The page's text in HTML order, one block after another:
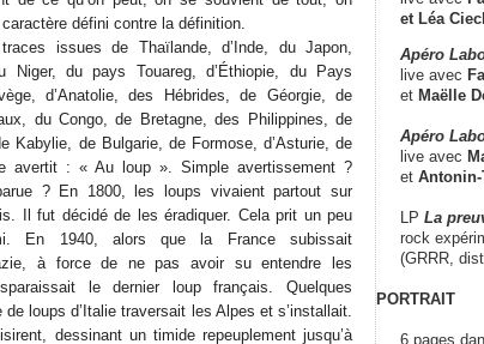
défini contre la définition.
issues de Thaïlande, d’Inde, du Japon,
Niger, du pays Touareg, d’Éthiopie, du Pays
d’Anatolie, des Hébrides, de Géorgie, de
du Congo, de Bretagne, des Philippines, de
Kabylie, de Bulgarie, de Formose, d’Asturie, de
avertit : « Au loup ». Simple avertissement ?
? En 1800, les loups vivaient partout sur
Il fut décidé de les éradiquer. Cela prit un peu
En 1940, alors que la France subissait
à force de ne pas avoir su entendre les
le dernier loup français. Quelques
loups d’Italie traversait les Alpes et s’installait.
dessinant un timide repeuplement jusqu’à
et Léa
Apéro
live avec
et Maëlle
Apéro
live avec
et Antonin-
LP La
rock
(GRRR,
PORTRAIT
6 pages